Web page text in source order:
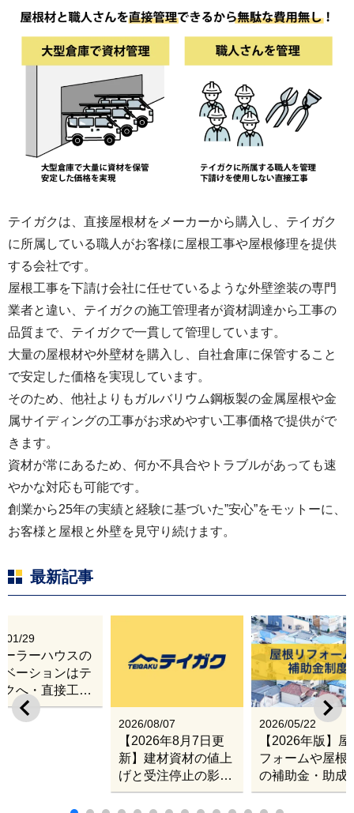
テイガクは、直接屋根材をメーカーから購入し、テイガク
に所属している職人がお客様に屋根工事や屋根修理を提供
する会社です。
屋根工事を下請け会社に任せているような外壁塗装の専門
業者と違い、テイガクの施工管理者が資材調達から工事の
品質まで、テイガクで一貫して管理しています。
大量の屋根材や外壁材を購入し、自社倉庫に保管すること
で安定した価格を実現しています。
そのため、他社よりもガルバリウム鋼板製の金属屋根や金
属サイディングの工事がお求めやすい工事価格で提供がで
きます。
資材が常にあるため、何か不具合やトラブルがあっても速
やかな対応も可能です。
創業から25年の実績と経験に基づいた”安心”をモットーに、
お客様と屋根と外壁を見守り続けます。
最新記事
2026/08/07
【2026年8月7日更
新】建材資材の値上
げと受注停止の影響
｜塗料・屋根材・シ
ンナー・断熱材・ル
2026/05/22
【2026年版】
フォームや屋根
の補助金・助成
業
01/29
ーラーハウスの
ベーションはテ
クへ・直接工事
張改修サービス